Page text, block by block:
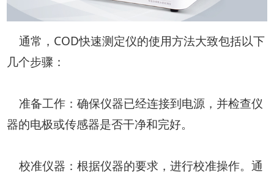
通常，COD快速测定仪的使用方法大致包括以下
几个步骤：
准备工作：确保仪器已经连接到电源，并检查仪
器的电极或传感器是否干净和完好。
校准仪器：根据仪器的要求，进行校准操作。通